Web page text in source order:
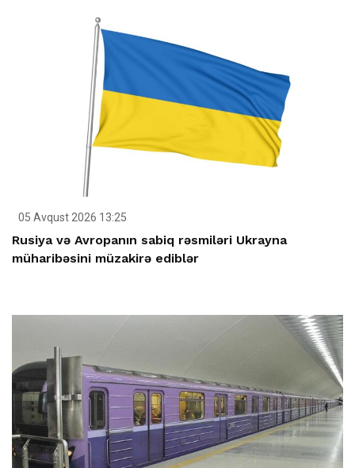
05 Avqust 2026 13:25
Rusiya və Avropanın sabiq rəsmiləri Ukrayna
müharibəsini müzakirə ediblər